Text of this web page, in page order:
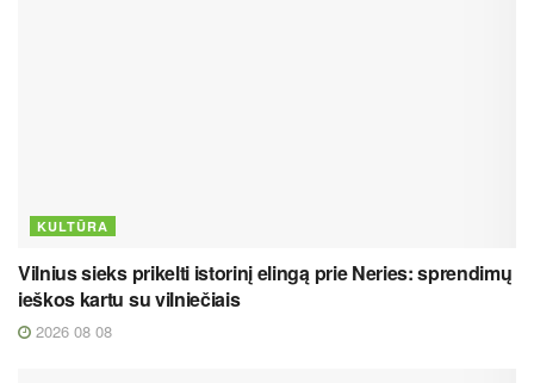
KULTŪRA
Vilnius sieks prikelti istorinį elingą prie Neries: sprendimų
ieškos kartu su vilniečiais
2026 08 08